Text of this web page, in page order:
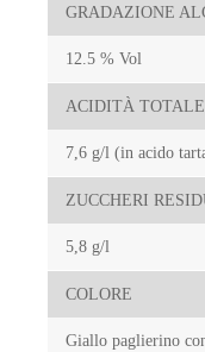
GRADAZIONE
12.5 % Vol
ACIDITÀ TOTALE
7,6 g/l (in acido
ZUCCHERI
5,8 g/l
COLORE
Giallo paglierino